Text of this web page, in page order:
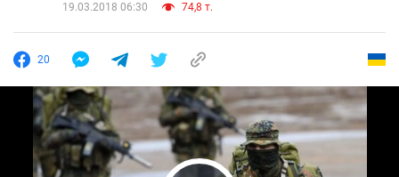
19.03.2018 06:30
74,8 т.
20